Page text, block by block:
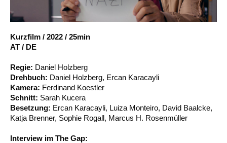
Suche
Kurzfilm / 2022 / 25min
AT / DE
Regie: Daniel Holzberg
Drehbuch: Daniel Holzberg, Ercan Karacayli
Kamera: Ferdinand Koestler
Schnitt: Sarah Kucera
Besetzung: Ercan Karacayli, Luiza Monteiro, David Baalcke,
Katja Brenner, Sophie Rogall, Marcus H. Rosenmüller
Interview im The Gap: